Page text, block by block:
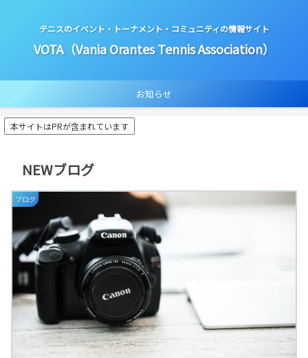
テニスのイベント・トーナメント・コミュニティの情報サイト
VOTA（Vania Orantes Tennis Association）
お知らせ
本サイトはPRが含まれています
NEWブログ
ブログ